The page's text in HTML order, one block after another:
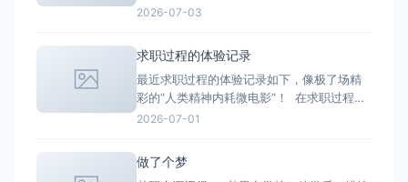
人以去一趟北京为骄傲，说着人总要去一趟
阴差阳错之间，从好几个视角认识了北京，
文学、社会学、影视学、经济学、政治学
的，每个人嘴里的北京都不一样。由
2026-07-03
求职过程的体验记录
最近求职过程的体验记录如下，像极了场精
彩的“人类精神内耗微电影”！ 在求职过程
中，时间的流逝不再是一天又一天的二十四
——》到面试——》到被拒——》重新再找
2026-07-01
做了个梦